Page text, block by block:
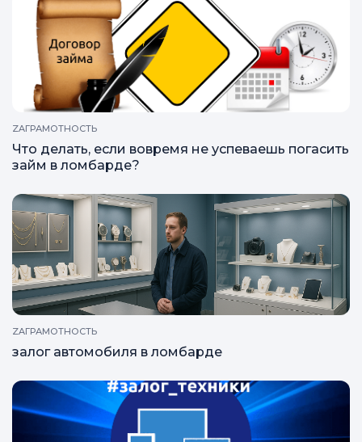
ZAГРАМОТНОСТЬ
Что делать, если вовремя не успеваешь погасить
займ в ломбарде?
ZAГРАМОТНОСТЬ
залог автомобиля в ломбарде